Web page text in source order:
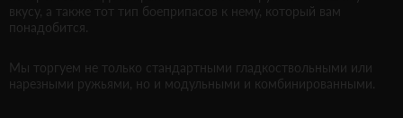
вкусу, а также тот тип боеприпасов к нему, который вам
понадобится.
Мы торгуем не только стандартными гладкоствольными или
нарезными ружьями, но и модульными и комбинированными.